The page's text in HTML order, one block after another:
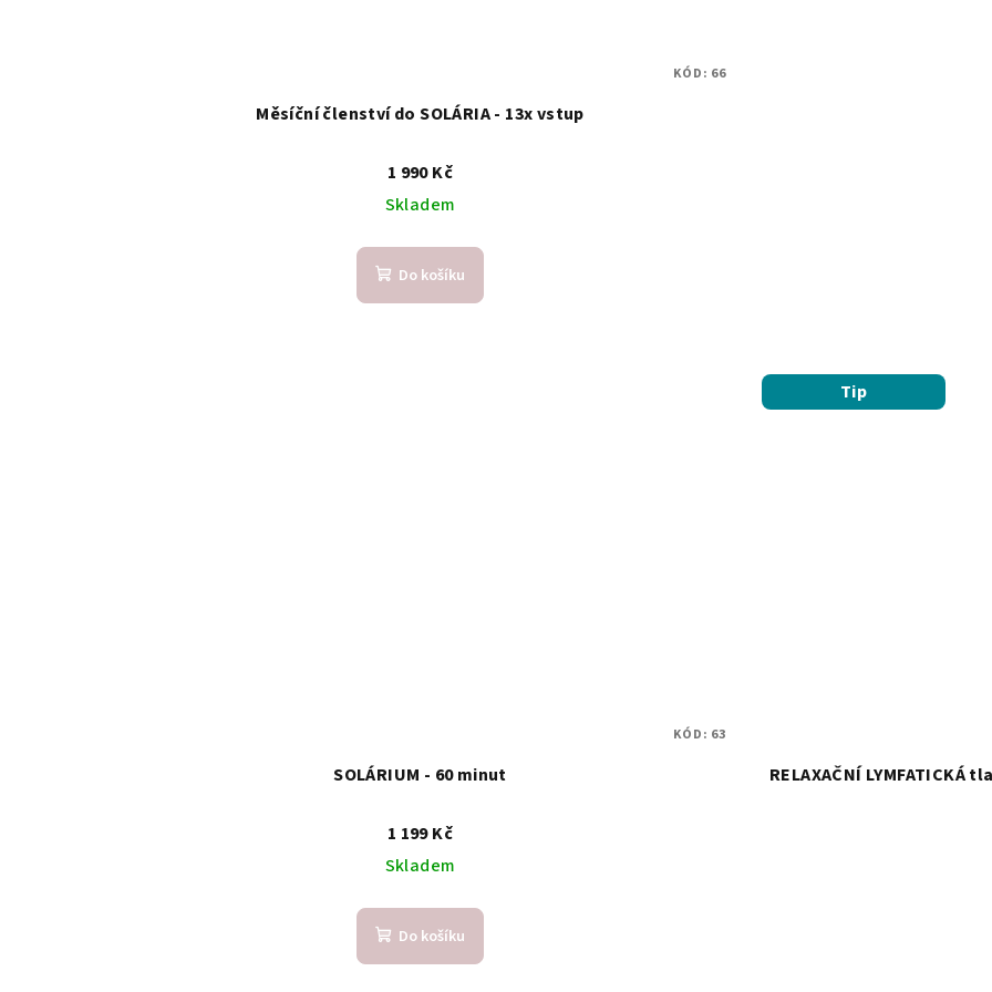
Měsíční členství do SOLÁRIA - 13x vstup
1 990 Kč
Skladem
Do košíku
KÓD: 66
SOLÁRIUM - 60 minut
1 199 Kč
Skladem
Do košíku
KÓD: 63
Tip
RELAXAČNÍ